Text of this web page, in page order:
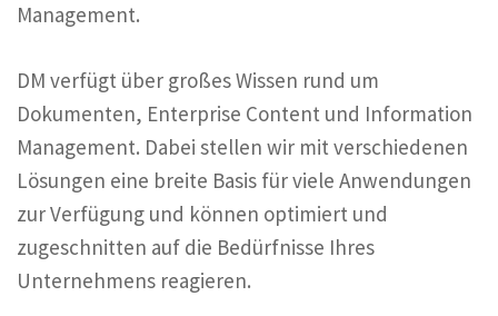
Management.
DM verfügt über großes Wissen rund um
Dokumenten, Enterprise Content und Information
Management. Dabei stellen wir mit verschiedenen
Lösungen eine breite Basis für viele Anwendungen
zur Verfügung und können optimiert und
zugeschnitten auf die Bedürfnisse Ihres
Unternehmens reagieren.